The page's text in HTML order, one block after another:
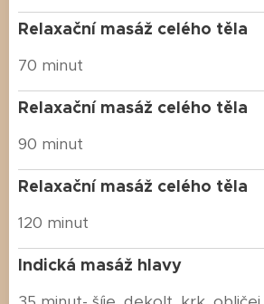
Relaxační masáž celého těla
70 minut
Relaxační masáž celého těla
90 minut
Relaxační masáž celého těla
120 minut
Indická masáž hlavy